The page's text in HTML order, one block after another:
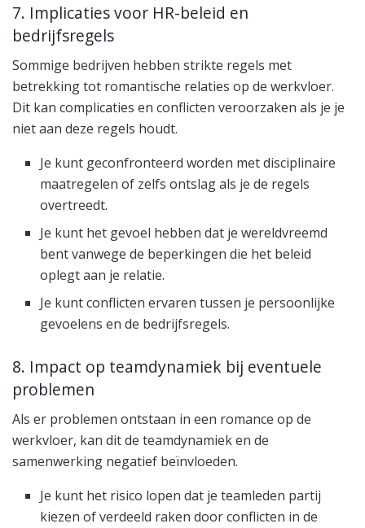
7. Implicaties voor HR-beleid en
bedrijfsregels
Sommige bedrijven hebben strikte regels met
betrekking tot romantische relaties op de werkvloer.
Dit kan complicaties en conflicten veroorzaken als je je
niet aan deze regels houdt.
Je kunt geconfronteerd worden met disciplinaire
maatregelen of zelfs ontslag als je de regels
overtreedt.
Je kunt het gevoel hebben dat je wereldvreemd
bent vanwege de beperkingen die het beleid
oplegt aan je relatie.
Je kunt conflicten ervaren tussen je persoonlijke
gevoelens en de bedrijfsregels.
8. Impact op teamdynamiek bij eventuele
problemen
Als er problemen ontstaan in een romance op de
werkvloer, kan dit de teamdynamiek en de
samenwerking negatief beïnvloeden.
Je kunt het risico lopen dat je teamleden partij
kiezen of verdeeld raken door conflicten in de